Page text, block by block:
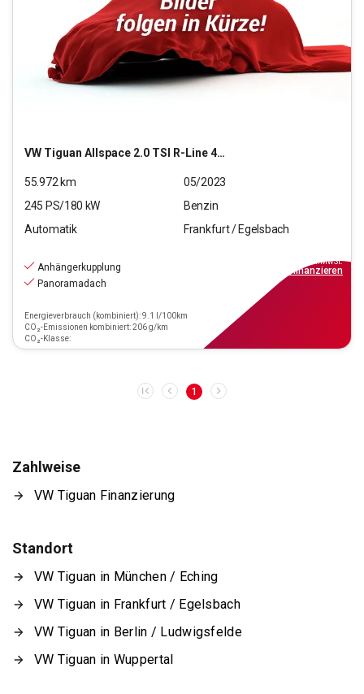
VW Tiguan Allspace 2.0 TSI R-Line 4Motion (EURO 6d)
55.972 km
05/2023
245 PS/180 kW
Benzin
Automatik
Frankfurt / Egelsbach
Anhängerkupplung
Panoramadach
Energieverbrauch (kombiniert): 9.1 l/100km
CO₂-Emissionen kombiniert: 206 g/km
CO₂-Klasse:
inkl.MwSt.
finanzieren
1
Zahlweise
VW Tiguan Finanzierung
Standort
VW Tiguan in München / Eching
VW Tiguan in Frankfurt / Egelsbach
VW Tiguan in Berlin / Ludwigsfelde
VW Tiguan in Wuppertal